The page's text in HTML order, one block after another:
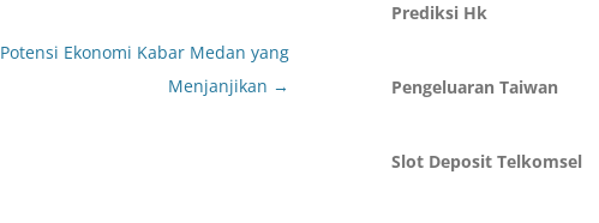
Potensi Ekonomi Kabar Medan yang
Menjanjikan →
Prediksi Hk
Pengeluaran Taiwan
Slot Deposit Telkomsel